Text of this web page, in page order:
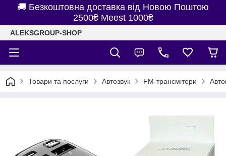
🚚 Безкоштовна доставка від Новою Поштою
2500₴ Meest 1000₴
ALEKSGROUP-SHOP
Товари та послуги Автозвук FM-трансмітери